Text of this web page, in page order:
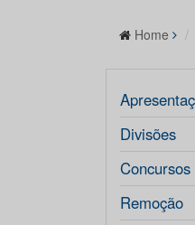
Home
Divisões
Remoção